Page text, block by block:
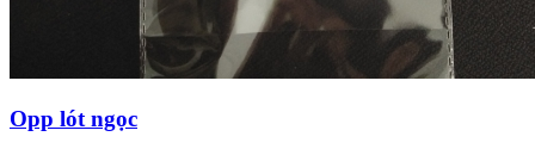
Opp lót ngọc